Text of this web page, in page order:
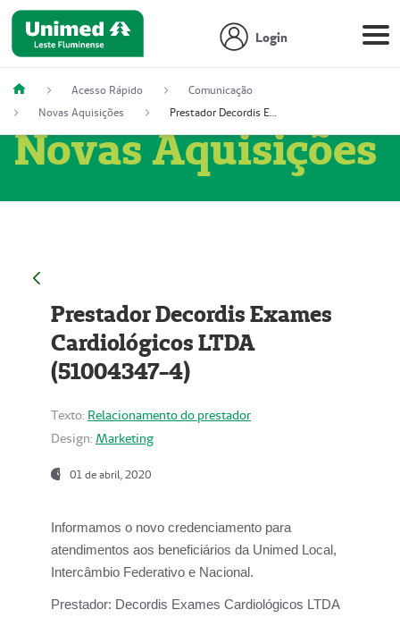
Login
Acesso Rápido
Comunicação
Novas Aquisições
Prestador Decordis Exames Cardiológicos LTDA (51004347-4)
Novas Aquisições
Prestador Decordis Exames
Cardiológicos LTDA
(51004347-4)
Texto: Relacionamento do prestador
Design: Marketing
01 de abril, 2020
Informamos o novo credenciamento para
atendimentos aos beneficiários da Unimed Local,
Intercâmbio Federativo e Nacional.
Prestador: Decordis Exames Cardiológicos LTDA